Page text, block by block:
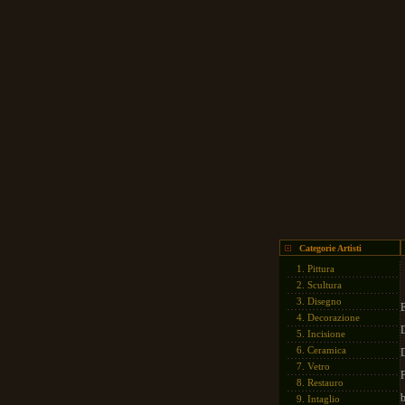
Categorie Artisti
1. Pittura
2. Scultura
3. Disegno
4. Decorazione
5. Incisione
6. Ceramica
7. Vetro
8. Restauro
9. Intaglio